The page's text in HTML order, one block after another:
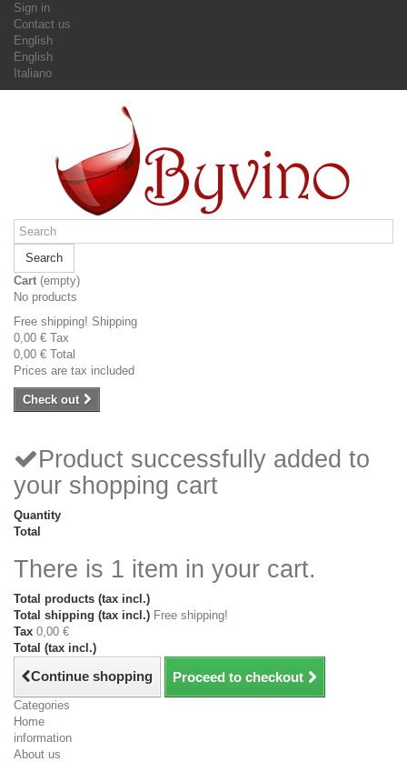
Sign in
Contact us
English
English
Italiano
Search
Cart (empty)
No products
Free shipping! Shipping
0,00 € Tax
0,00 € Total
Prices are tax included
Check out
Product successfully added to
your shopping cart
Quantity
Total
There is 1 item in your cart.
Total products (tax incl.)
Total shipping (tax incl.) Free shipping!
Tax 0,00 €
Total (tax incl.)
Continue shopping Proceed to checkout
Categories
Home
information
About us